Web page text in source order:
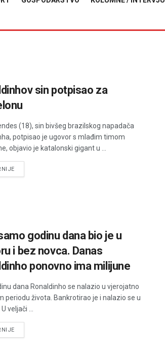
sin potpisao za
(18), sin bivšeg brazilskog napadača
potpisao je ugovor s mlađim timom
objavio je katalonski gigant u ...
DETAILS
godinu dana bio je u
i bez novca. Danas
ponovno ima milijune
dana Ronaldinho se nalazio u vjerojatno
periodu života. Bankrotirao je i nalazio se u
veljači ...
DETAILS